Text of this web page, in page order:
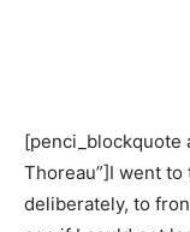
[penci_blockquote
Thoreau”]I went
deliberately, to